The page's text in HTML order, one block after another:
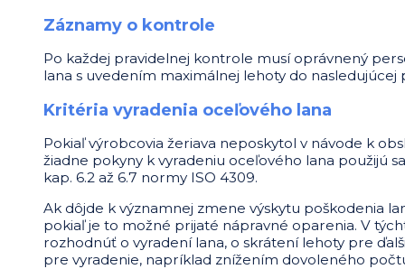
Záznamy o kontrole
Po každej pravidelnej kontrole musí oprávnený
lana s uvedením maximálnej lehoty do nasledujúcej
Kritéria vyradenia oceľového lana
Pokiaľ výrobcovia žeriava neposkytol v návode k
žiadne pokyny k vyradeniu oceľového lana použijú
kap. 6.2 až 6.7 normy ISO 4309.
Ak dôjde k významnej zmene výskytu poškodenia
pokiaľ je to možné prijaté nápravné oparenia. V
rozhodnúť o vyradení lana, o skrátení lehoty pre
pre vyradenie, napríklad znížením dovoleného